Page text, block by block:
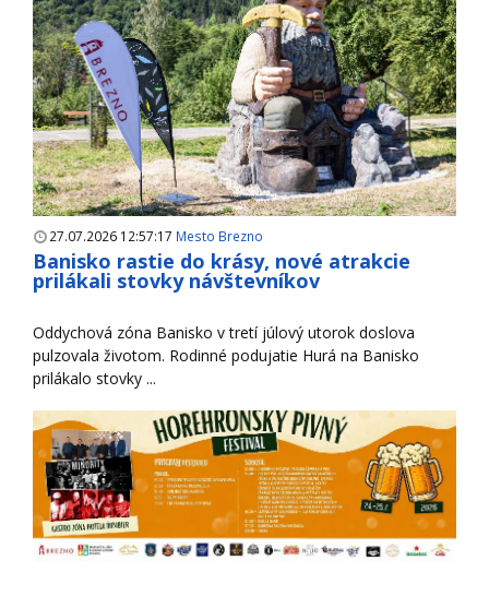
27.07.2026 12:57:17 Mesto Brezno
Banisko rastie do krásy, nové atrakcie
prilákali stovky návštevníkov
Oddychová zóna Banisko v tretí júlový utorok doslova
pulzovala životom. Rodinné podujatie Hurá na Banisko
prilákalo stovky ...